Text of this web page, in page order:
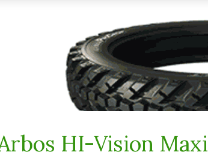
HI-Vision Maxi